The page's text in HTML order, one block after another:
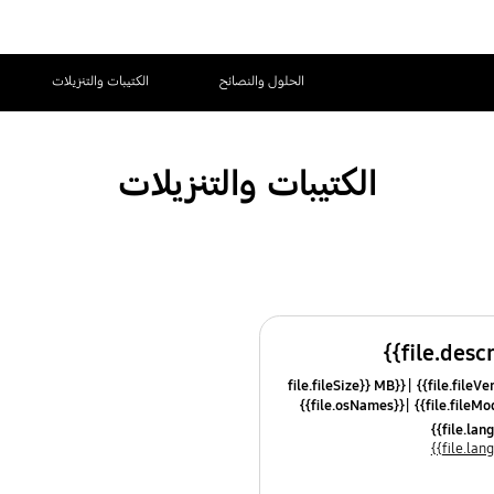
الحلول والنصائح الكتيبات والتنزيلات
الكتيبات والتنزيلات
{{file.fileSize}} MB
{{file.osNames}}